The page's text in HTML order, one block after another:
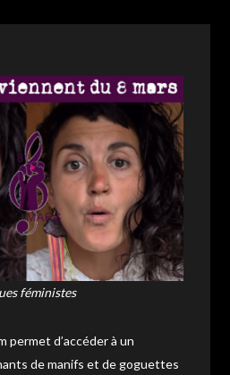
féministes
permet d’accéder à un
de manifs et de goguettes